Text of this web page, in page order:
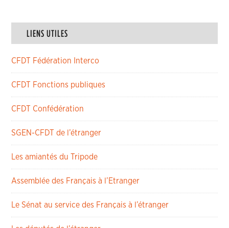
LIENS UTILES
CFDT Fédération Interco
CFDT Fonctions publiques
CFDT Confédération
SGEN-CFDT de l’étranger
Les amiantés du Tripode
Assemblée des Français à l’Etranger
Le Sénat au service des Français à l’étranger